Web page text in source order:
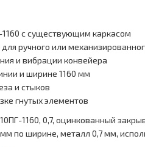
с существующим каркасом
ручного или
и вибрации конвейера
и ширине 1160 мм
и стыков
гнутых элементов
1160, 0,7, оцинкованный
по ширине, металл 0,7 мм,